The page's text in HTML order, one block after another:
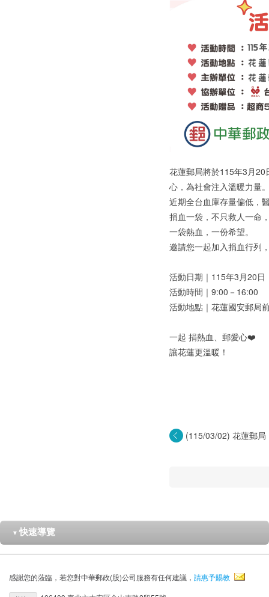
花蓮郵局將於115年3月20
心，為社會注入溫暖力量
近期全台血庫存量偏低，
捐血一袋，不只救人一命
一袋熱血，一份希望。
邀請您一起加入捐血行列
活動日期｜115年3月20日
活動時間｜9:00－16:00
活動地點｜花蓮國安郵局
一起 捐熱血、郵愛心❤️
讓花蓮更溫暖！
(115/03/02) 花蓮郵
▼ 快速導覽
感謝您的蒞臨，若您對中華郵政(股)公司服務有任何建議， 請惠予賜教